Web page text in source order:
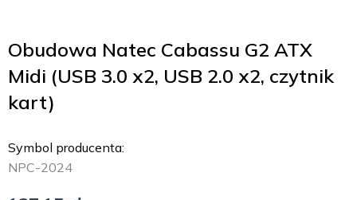
Obudowa Natec Cabassu G2 ATX
Midi (USB 3.0 x2, USB 2.0 x2, czytnik
kart)
Symbol producenta:
NPC-2024